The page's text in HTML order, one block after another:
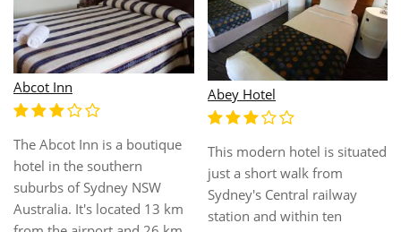
Abcot Inn
The Abcot Inn is a boutique
hotel in the southern
suburbs of Sydney NSW
Australia. It's located 13 km
Abey Hotel
This modern hotel is situated
just a short walk from
Sydney's Central railway
station and within ten